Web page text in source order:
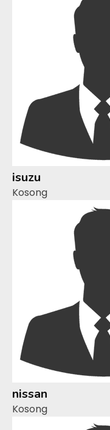
isuzu
Kosong
nissan
Kosong